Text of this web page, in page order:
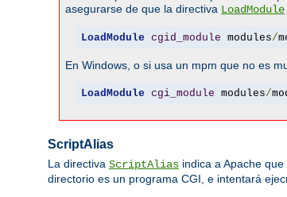
asegurarse de que la directiva LoadModule
LoadModule cgid_module modules/
En Windows, o si usa un mpm que no es
LoadModule cgi_module modules/
ScriptAlias
La directiva ScriptAlias indica a Apache
directorio es un programa CGI, e intentará